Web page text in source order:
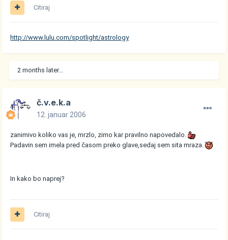
Citiraj
http://www.lulu.com/spotlight/astrology
2 months later...
č.v.e.k.a
12. januar 2006
zanimivo koliko vas je, mrzlo, zimo kar pravilno napovedalo.
Padavin sem imela pred časom preko glave,sedaj sem sita mraza.
In kako bo naprej?
Citiraj